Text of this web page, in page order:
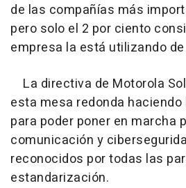
de las compañías más
pero solo el 2 por ciento
empresa la está utilizando
La directiva de Motorola
esta mesa redonda haciendo
para poder poner en marcha
comunicación y
reconocidos por todas las
estandarización.